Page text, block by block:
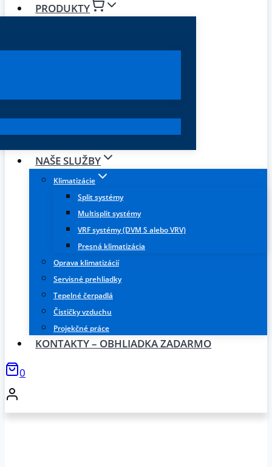
PRODUKTY
NAŠE SLUŽBY
Klimatizácie
Split systémy
Multisplit systémy
VRF systémy (DVM S alebo VRV)
Presná klimatizácia
Oprava klimatizácií
Servisné prehliadky
Tepelné čerpadlá
Čističky vzduchu
Projekčné práce
KONTAKTY – OBHLIADKA ZADARMO
0